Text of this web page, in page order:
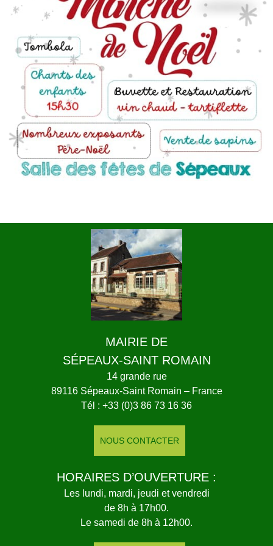
MAIRIE DE
SÉPEAUX-SAINT ROMAIN
14 grande rue
89116 Sépeaux-Saint Romain – France
Tél : +33 (0)3 86 73 16 36
NOUS CONTACTER
HORAIRES D’OUVERTURE :
Les lundi, mardi, jeudi et vendredi
de 8h à 17h00.
Le samedi de 8h à 12h00.